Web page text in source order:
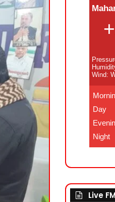
Wind:
Day
Night
Live